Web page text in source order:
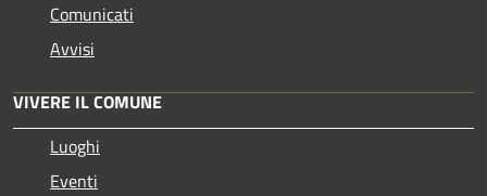
Comunicati
Avvisi
VIVERE IL COMUNE
Luoghi
Eventi